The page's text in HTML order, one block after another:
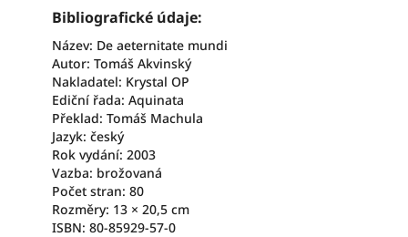
Bibliografické údaje:
Název: De aeternitate mundi
Autor: Tomáš Akvinský
Nakladatel: Krystal OP
Ediční řada: Aquinata
Překlad: Tomáš Machula
Jazyk: český
Rok vydání: 2003
Vazba: brožovaná
Počet stran: 80
Rozměry: 13 × 20,5 cm
ISBN: 80-85929-57-0